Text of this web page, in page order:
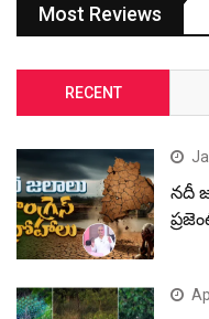
Most Reviews
RECENT
నదీ